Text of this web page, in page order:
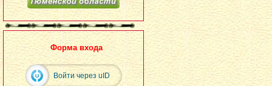
Форма входа
Войти через uID